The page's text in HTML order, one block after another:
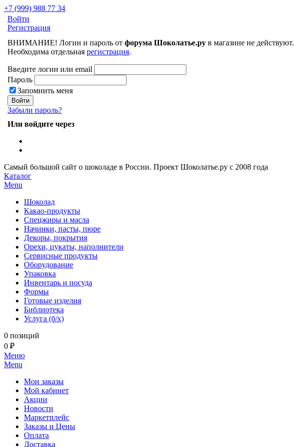
+7 (999) 988 77 34
Войти
Регистрация
ВНИМАНИЕ! Логин и пароль от форума Шоколатье.ру в магазине не действуют.
Необходима отдельная регистрация.
Введите логин или email
Пароль
Запомнить меня
Забыли пароль?
Или войдите через
Самый большой сайт о шоколаде в России. Проект Шоколатье.ру с 2008 года
Каталог
Menu
Шоколад
Какао-продукты
Спецжиры и масла
Начинки, пасты, пюре
Декоры, покрытия
Орехи, цукаты, наполнители
Сервисные продукты
Оборудование
Упаковка
Инвентарь и посуда
Формы
Готовые изделия
Библиотека
Услуга (б/х)
0 позиций
0 ₽
Меню
Menu
Мои заказы
Мой кабинет
Акции
Новости
Маркетплейс
Заказы и Цены
Оплата
Доставка